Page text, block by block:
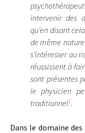
intervenir des
qu’en disant
de même
s’intéresser au
réussissent à
sont présentes
le physicien
traditionnel1.
Dans le domaine